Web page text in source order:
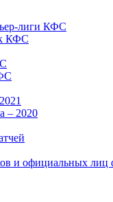
лиги КФС
КФС
– 2020
и официальных лиц